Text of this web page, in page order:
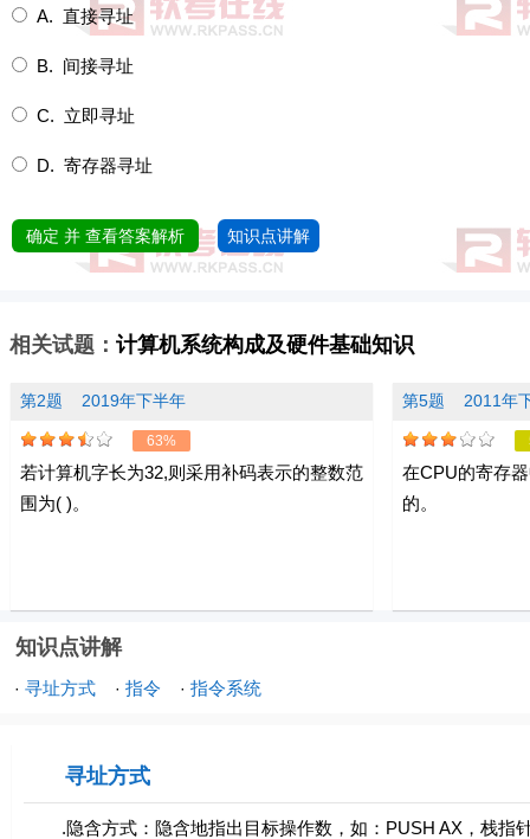
A. 直接寻址
B. 间接寻址
C. 立即寻址
D. 寄存器寻址
确定 并 查看答案解析 知识点讲解
相关试题： 计算机系统构成及硬件基础知识
第2题 2019年下半年
63%
若计算机字长为32,则采用补码表示的整数范
围为( )。
第5题 2011年
在CPU的寄存
的。
知识点讲解
· 寻址方式 · 指令 · 指令系统
寻址方式
.隐含方式：隐含地指出目标操作数，如：PUSH AX，栈指